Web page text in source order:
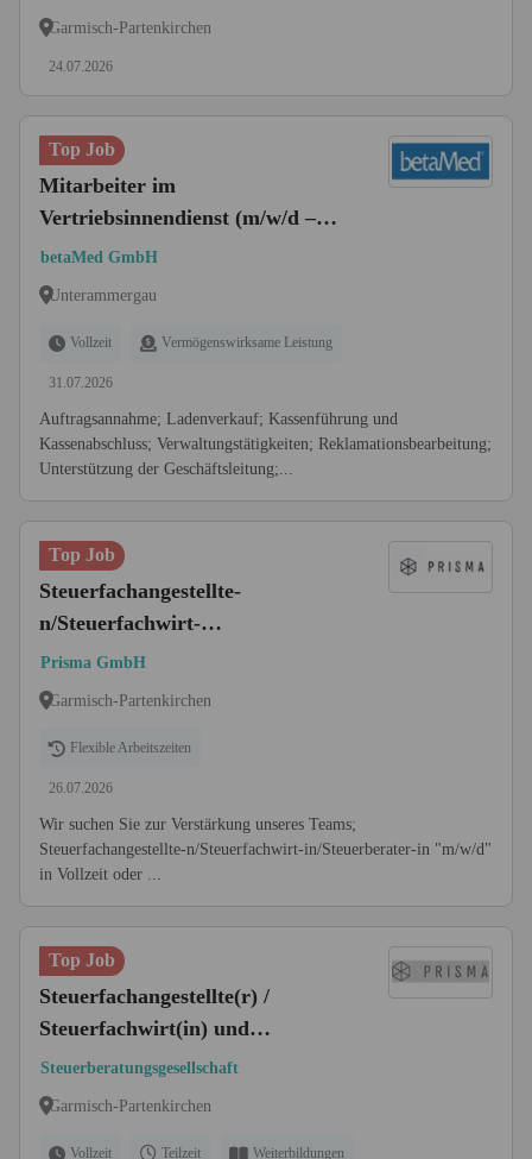
Garmisch-Partenkirchen
24.07.2026
Top Job
Mitarbeiter im
Vertriebsinnendienst (m/w/d –
gilt für alles Nachfolgende)
betaMed GmbH
Unterammergau
Vollzeit Vermögenswirksame Leistung
31.07.2026
Auftragsannahme; Ladenverkauf; Kassenführung und
Kassenabschluss; Verwaltungstätigkeiten; Reklamationsbearbeitung;
Unterstützung der Geschäftsleitung;...
Top Job
Steuerfachangestellte-
n/Steuerfachwirt-
in/Steuerberater-in "m/w/d" in
Vollzeit oder Teilzeit
Prisma GmbH
Garmisch-Partenkirchen
Flexible Arbeitszeiten
26.07.2026
Wir suchen Sie zur Verstärkung unseres Teams;
Steuerfachangestellte-n/Steuerfachwirt-in/Steuerberater-in "m/w/d"
in Vollzeit oder ...
Top Job
Steuerfachangestellte(r) /
Steuerfachwirt(in) und
Steuerberater(in) (m/w/d)
Steuerberatungsgesellschaft
Garmisch-Partenkirchen
Vollzeit Teilzeit Weiterbildungen